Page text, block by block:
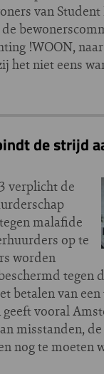
van
!WOON,
het niet eens
de strijd
verplicht de
malafide
op te
worden
tegen
betalen van een
geeft vooral
misstanden,
nog te moeten